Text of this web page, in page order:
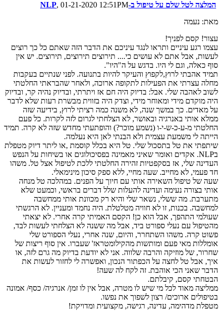
המלצה לטל שלם על טיפול ב-NLP, 01-21-2020 12:51PM
מאת: נעמה
עצור! קסם לפניך!
עצמו רגע עיניים ותראו לנגד עיניכם את הדבר הזה שאתם כל כך רוצים
לעשות, אבל אתם לא עושים כי.... תירוצים תירוצים, תירוצים. יש אין
סוף כאלה, וגם לי היו. בדגש על ה"היו".
תמיד אהבתי לרוץ,לקפוץ והעיקר להיות בתנועה. לפני שנתיים בעקבות
מחלה עצרתי את הפעילות לתקופה ארוכה, ולאחר שהבראתי החלטתי
לשוב לאהבה שלי. אבל: בדיוק היה חם אז ויתרתי, ובדיוק נהיה קר, ובדיוק
היה מוקדם מידי ומאוחר מידי, וצדק היה בזווית מבשרת רעות שלא לדבר
על מאדים. כך במשך שנה, לא משנה כמה רציתי לרוץ, בידיעה שזה
ממלא אותי באנרגיה ובאושר, לא הצלחתי לגרום לזה לקרות. כל פעם
החלטתי מ-ע-כ-ש-י-ו (נשמע מוכר?) והופתעתי מחדש שזה לא קרה. תמיד
הייתה לי משמעת עצמית ולא הבנתי לאן היא נעלמה.
שיתפתי את טל בתסכול שלי. טל היא בכלל קוסמת ,או ליתר דיוק מטפלת
בNLP. אקדים ואומר שאיני מאמינה בפסיכולוגים או בשיחות על הנפש
העדינה שלי, אז בסקפטיות זהירה החלטתי ללכת לטיפול אצל טל. משהו
חד פעמי, לא מחייב. שעה מחיי, ללא ספק סיכון מינימאלי.
שעה של טיפול השאירה אותי עם חיוך על הפנים. במהלכה טל מנחה
אותי בצורה נעימה ועדינה להעלות שלל דברים בראשי, וכמעט שלא
מתערבת. מה ששלי, נשאר שלי והיא רק מכוונת אותי ממחשבה
למחשבה. בכנות, זו לא חוויה מטלטלת. היה נחמד ומעניין. לא הרגשתי
שעולמי התהפך, אבל הוא כן! הקסם האמיתי קרה אחרי. לא יצאתי
מהטיפול עם נעלי ספורט ביד, אבל מה ששנה לא הצלחתי לעשות לבד,
פשוט קרה. משהו השתחרר, והיום, שנה אחרי, נעלי הספורט שלי
אומללות מאי פעם ומותשות מהקילומטראז' שעברו. אין סוף ריצות של
שחרור, של מוזיקה והרבה שלווה. אני לא יודעת בדיוק מה גרם לזה, או
איך, אבל טל לחצה על הכפתור הנכון, ואפשרה לי לחזור לעשות את
הדבר שאני הכי אוהבת. זה לקח לה שעה!
הבטחתי קסם, קיבלתם.
ממליצה מאוד לכל מי שיש לו מטרה, אבל אין לו זמן/ אנרגיה/ כסף/ אמונה
בטיפולים ארוכים/ רצון לשפוך את נפשו.
מטפלת מדהימה, עדינה, רגישה, מקצועית ומדויקת!